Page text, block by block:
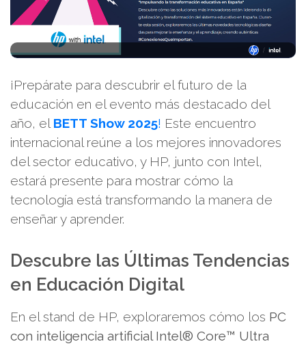
¡Prepárate para descubrir el futuro de la
educación en el evento más destacado del
año, el BETT Show 2025! Este encuentro
internacional reúne a los mejores innovadores
del sector educativo, y HP, junto con Intel,
estará presente para mostrar cómo la
tecnología está transformando la manera de
enseñar y aprender.
Descubre las Últimas Tendencias
en Educación Digital
En el stand de HP, exploraremos cómo los PC
con inteligencia artificial Intel® Core™ Ultra